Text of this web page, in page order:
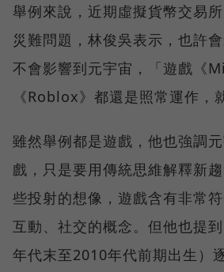
舉例來說，近期虛擬貨幣交易
災難問題，林俊吳表示，也許
不會影響到元宇宙，「遊戲《
《Roblox》都還是照常運作，
雖然舉例都是遊戲，他也強調
戲，只是要用傳統思維解釋新
些投射的想像，遊戲含有非常符
互動、社交的概念。但他也提
年代末至2010年代前期出生）